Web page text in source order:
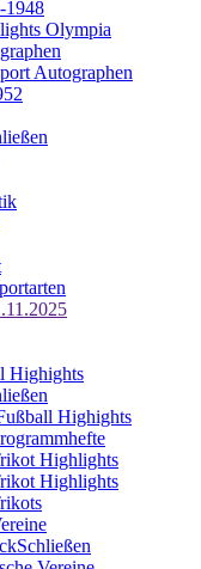
1948
Olympia
Autographen
Highights
Highights
Highlights
Highlights
Schließen